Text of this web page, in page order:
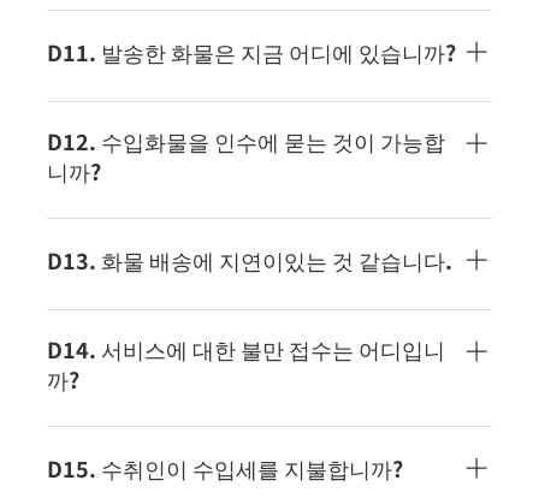
서비스 별 배송 소요 일수는 여기를 참조하십시
오.Door to Door 서비스Warehouse to Door 서비스
화물 추적은 추적 번호로 검색할 수 있습니다.화물 추
적 페이지는 이쪽
D11. 발송한 화물은 지금 어디에 있습니까?
수하물 배송 상태 확인은 화물 추적 페이지 에서 확인
할 수 있습니다.
D12. 수입화물을 인수에 묻는 것이 가능합
니까?
죄송합니다. 화물을 직접 전달할 수 없습니다.
D13. 화물 배송에 지연이있는 것 같습니다.
통관시 정보 부족, 공휴일 및 비행 지연 등 다양한 이
유로 수송 일수에 영향을 줄 수 있습니다. 확인하고
싶은 경우는 이쪽 으로부터 문의해 주세요. 날씨나 각
세요.
D14. 서비스에 대한 불만 접수는 어디입니
까?
고객으로부터의 의견・요망은 이쪽 으로부터 연락해
주십시오.
D15. 수취인이 수입세를 지불합니까?